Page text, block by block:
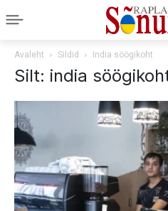
Avaleht Sildid India söögikoht
Silt: india